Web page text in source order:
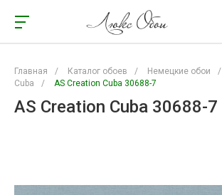
Главная / Каталог обоев / Немецкие обои /
Cuba
/ AS Creation Cuba 30688-7
AS Creation Cuba 30688-7